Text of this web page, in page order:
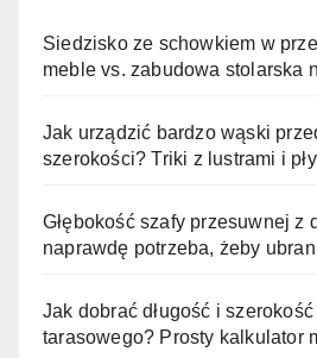
Siedzisko ze schowkiem w
meble vs. zabudowa stolarska
Jak urządzić bardzo wąski
szerokości? Triki z lustrami i
Głębokość szafy przesuwnej z
naprawdę potrzeba, żeby
Jak dobrać długość i szerokość
tarasowego? Prosty kalkulator